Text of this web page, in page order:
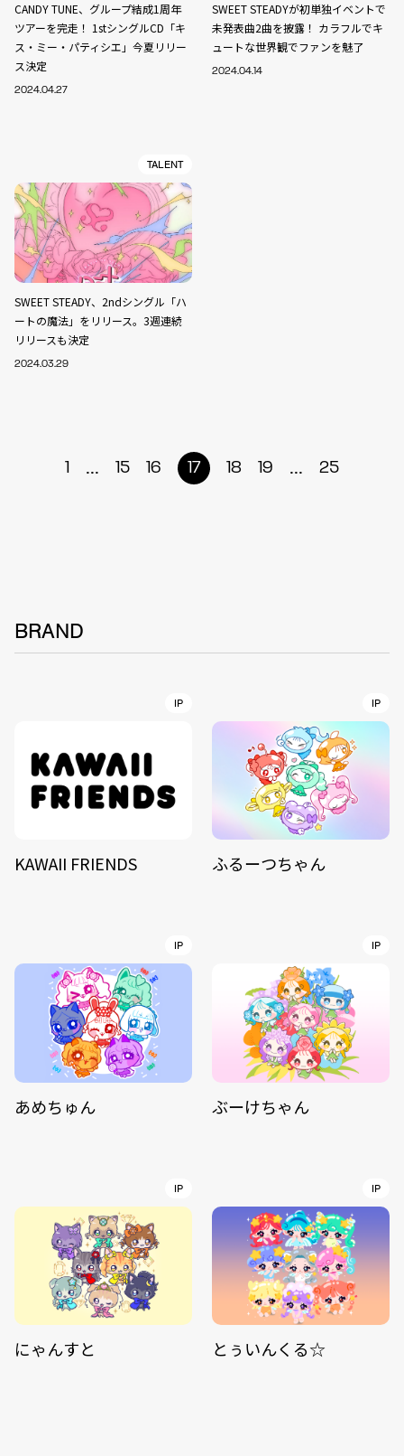
CANDY TUNE、グループ結成1周年
ツアーを完走！ 1stシングルCD「キ
ス・ミー・パティシエ」今夏リリー
ス決定
2024.04.27
SWEET STEADYが初単独イベントで
未発表曲2曲を披露！ カラフルでキ
ュートな世界観でファンを魅了
2024.04.14
TALENT
SWEET STEADY、2ndシングル「ハ
ートの魔法」をリリース。3週連続
リリースも決定
2024.03.29
1 ... 15 16 17 18 19 ... 25
BRAND
IP
KAWAII FRIENDS
IP
ふるーつちゃん
IP
あめちゅん
IP
ぶーけちゃん
IP
にゃんすと
IP
とぅいんくる☆